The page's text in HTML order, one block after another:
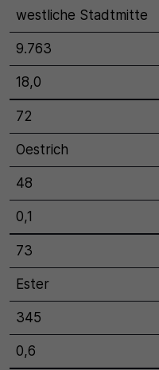
westliche Stadtmitte
9.763
18,0
72
Oestrich
48
0,1
73
Ester
345
0,6